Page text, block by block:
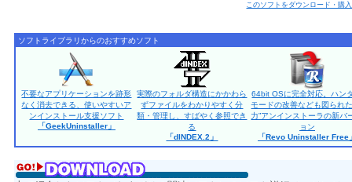
このソフトをダウンロード・購
ソフトライブラリからのおすすめソフト
不要なアプリケーションを跡形
なく消去できる、使いやすいア
ンインストール支援ソフト
「GeekUninstaller」
実際のフォルダ構造にかかわら
ずファイルをわかりやすく分
類・管理し、すばやく参照でき
る
「dINDEX.2」
64bit OSに完全対応。ハン
モードの改善なども図られ
力”アンインストーラの新バ
ョン
「Revo Uninstaller Free